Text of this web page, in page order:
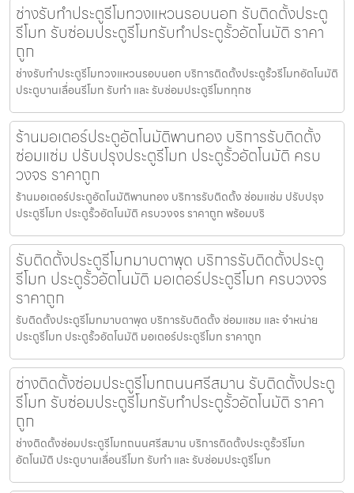
ช่างรับทำประตูรีโมทวงแหวนรอบนอก รับติดตั้งประตู
รีโมท รับซ่อมประตูรีโมทรับทำประตูรั้วอัตโนมัติ ราคา
ถูก
ช่างรับทำประตูรีโมทวงแหวนรอบนอก บริการติดตั้งประตูรั้วรีโมทอัตโนมัติ
ประตูบานเลื่อนรีโมท รับทำ และ รับซ่อมประตูรีโมททุกช
ร้านมอเตอร์ประตูอัตโนมัติพานทอง บริการรับติดตั้ง
ซ่อมแซ่ม ปรับปรุงประตูรีโมท ประตูรั้วอัตโนมัติ ครบ
วงจร ราคาถูก
ร้านมอเตอร์ประตูอัตโนมัติพานทอง บริการรับติดตั้ง ซ่อมแซ่ม ปรับปรุง
ประตูรีโมท ประตูรั้วอัตโนมัติ ครบวงจร ราคาถูก พร้อมบริ
รับติดตั้งประตูรีโมทมาบตาพุด บริการรับติดตั้งประตู
รีโมท ประตูรั้วอัตโนมัติ มอเตอร์ประตูรีโมท ครบวงจร
ราคาถูก
รับติดตั้งประตูรีโมทมาบตาพุด บริการรับติดตั้ง ซ่อมแซม และ จำหน่าย
ประตูรีโมท ประตูรั้วอัตโนมัติ มอเตอร์ประตูรีโมท ราคาถูก
ช่างติดตั้งซ่อมประตูรีโมทถนนศรีสมาน รับติดตั้งประตู
รีโมท รับซ่อมประตูรีโมทรับทำประตูรั้วอัตโนมัติ ราคา
ถูก
ช่างติดตั้งซ่อมประตูรีโมทถนนศรีสมาน บริการติดตั้งประตูรั้วรีโมท
อัตโนมัติ ประตูบานเลื่อนรีโมท รับทำ และ รับซ่อมประตูรีโมท